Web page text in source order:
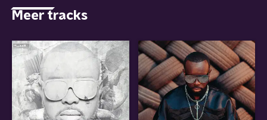
Meer tracks